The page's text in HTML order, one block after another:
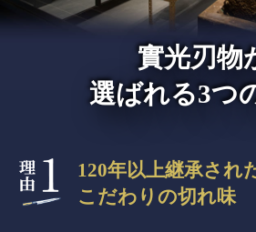
實光刃物
選ばれる3つ
120年以上継承され
こだわりの切れ味